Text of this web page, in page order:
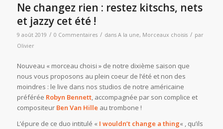
Ne changez rien : restez kitschs, nets
et jazzy cet été !
9 août 2019 / 0 Commentaires / dans A la une, Morceaux choisis / par
Olivier
Nouveau « morceau choisi » de notre dixième saison que
nous vous proposons au plein coeur de l’été et non des
moindres : le live dans nos studios de notre américaine
préférée Robyn Bennett, accompagnée par son complice et
compositeur Ben Van Hille au trombone !
L’épure de ce duo intitulé « I wouldn’t change a thing« , qu’ils